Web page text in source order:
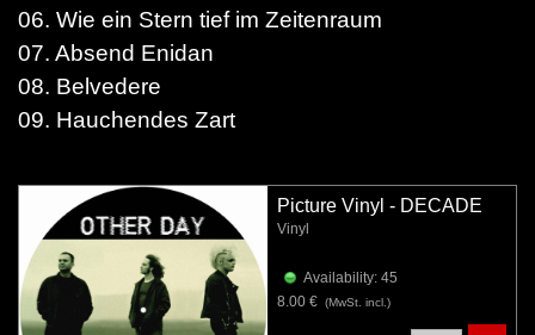
06. Wie ein Stern tief im Zeitenraum
07. Absend Enidan
08. Belvedere
09. Hauchendes Zart
Picture Vinyl - DECADE
Vinyl
Availability: 45
8.00 € (MwSt. incl.)